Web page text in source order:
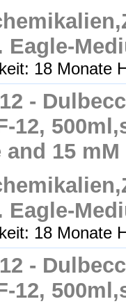
18 Monate
-
12,
15 mM
18 Monate
-
12,